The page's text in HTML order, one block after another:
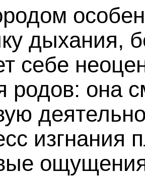
дыхания,
себе
родов: она
изгнания